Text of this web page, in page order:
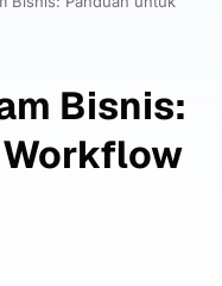
Bisnis: